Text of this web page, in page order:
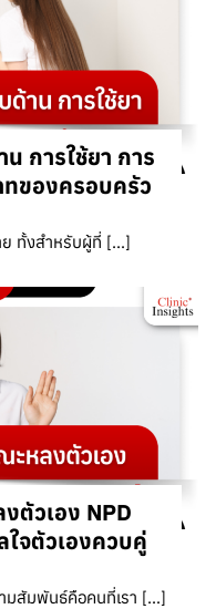
การใช้ยา การ
ของครอบครัว
าย ทั้งสำหรับผู้ที่ […]
วเอง NPD
จตัวเองควบคู่
ามสัมพันธ์คือคนที่เรา […]